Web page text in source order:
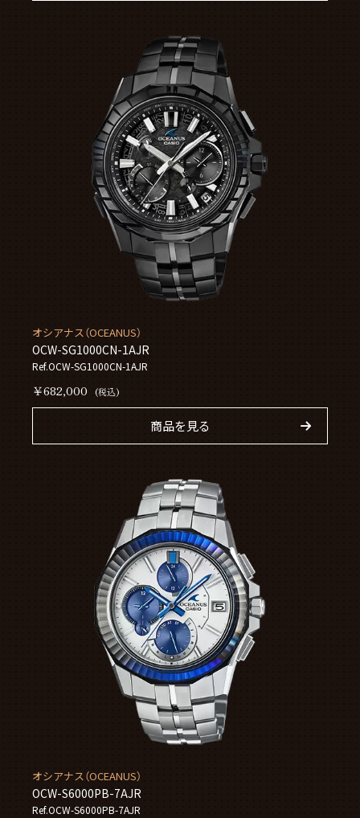
オシアナス（OCEANUS）
OCW-SG1000CN-1AJR
Ref.OCW-SG1000CN-1AJR
￥682,000 (税込)
商品を見る
オシアナス（OCEANUS）
OCW-S6000PB-7AJR
Ref.OCW-S6000PB-7AJR